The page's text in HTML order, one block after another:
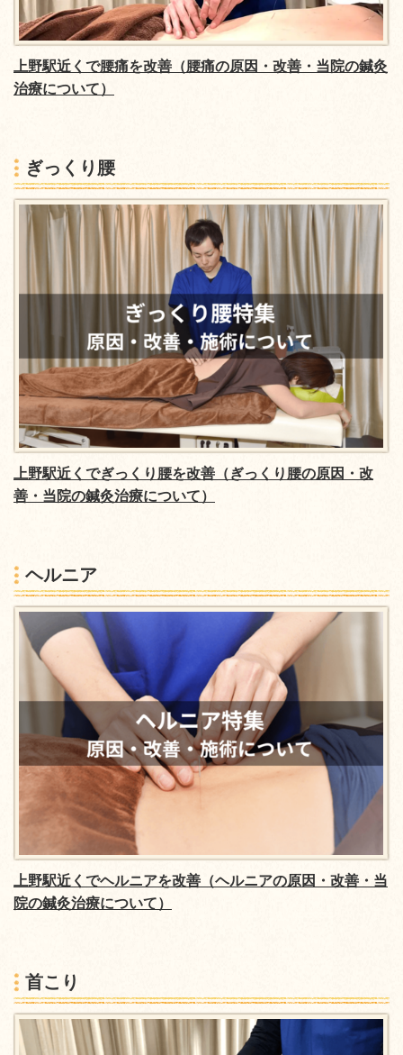
上野駅近くで腰痛を改善 （腰痛の原因・改善・当院の鍼灸
治療について）
ぎっくり腰
上野駅近くでぎっくり腰を改善（ぎっくり腰の原因・改
善・当院の鍼灸治療について）
ヘルニア
上野駅近くでヘルニアを改善（ヘルニアの原因・改善・当
院の鍼灸治療について）
首こり